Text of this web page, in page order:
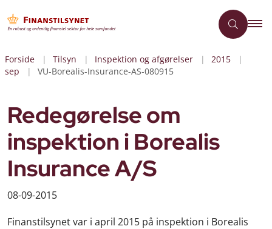
Forside Tilsyn Inspektion og afgørelser
2015
sep
VU-Borealis-Insurance-AS-080915
Redegørelse om
inspektion i Borealis
Insurance A/S
08-09-2015
Finanstilsynet var i april 2015 på inspektion i Borealis